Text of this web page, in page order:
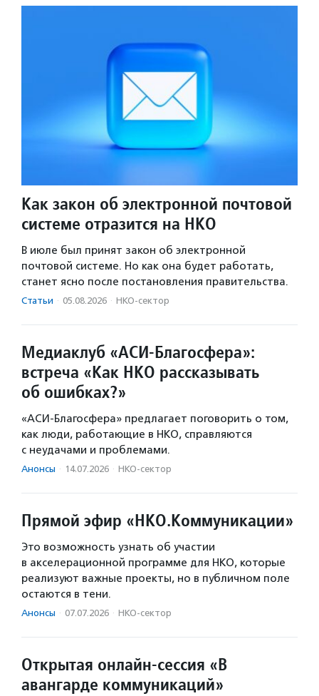
Как закон об электронной почтовой
системе отразится на НКО
В июле был принят закон об электронной
почтовой системе. Но как она будет работать,
станет ясно после постановления правительства.
Статьи · 05.08.2026 · НКО-сектор
Медиаклуб «АСИ-Благосфера»:
встреча «Как НКО рассказывать
об ошибках?»
«АСИ-Благосфера» предлагает поговорить о том,
как люди, работающие в НКО, справляются
с неудачами и проблемами.
Анонсы · 14.07.2026 · НКО-сектор
Прямой эфир «НКО.Коммуникации»
Это возможность узнать об участии
в акселерационной программе для НКО, которые
реализуют важные проекты, но в публичном поле
остаются в тени.
Анонсы · 07.07.2026 · НКО-сектор
Открытая онлайн-сессия «В
авангарде коммуникаций»